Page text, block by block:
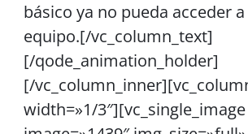
básico ya no pueda acceder
equipo.[/vc_column_text]
[/qode_animation_holder]
[/
width=»1/3″][vc_single_image